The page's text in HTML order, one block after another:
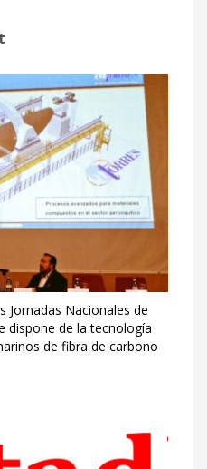
Jornadas Nacionales de
dispone de la tecnología
de fibra de carbono